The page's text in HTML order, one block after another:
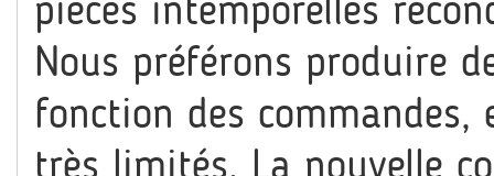
Nous préférons produire
fonction des
très limités. La nouvelle